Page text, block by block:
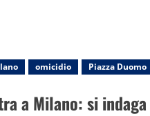
omicidio Piazza Duomo
a Milano: si